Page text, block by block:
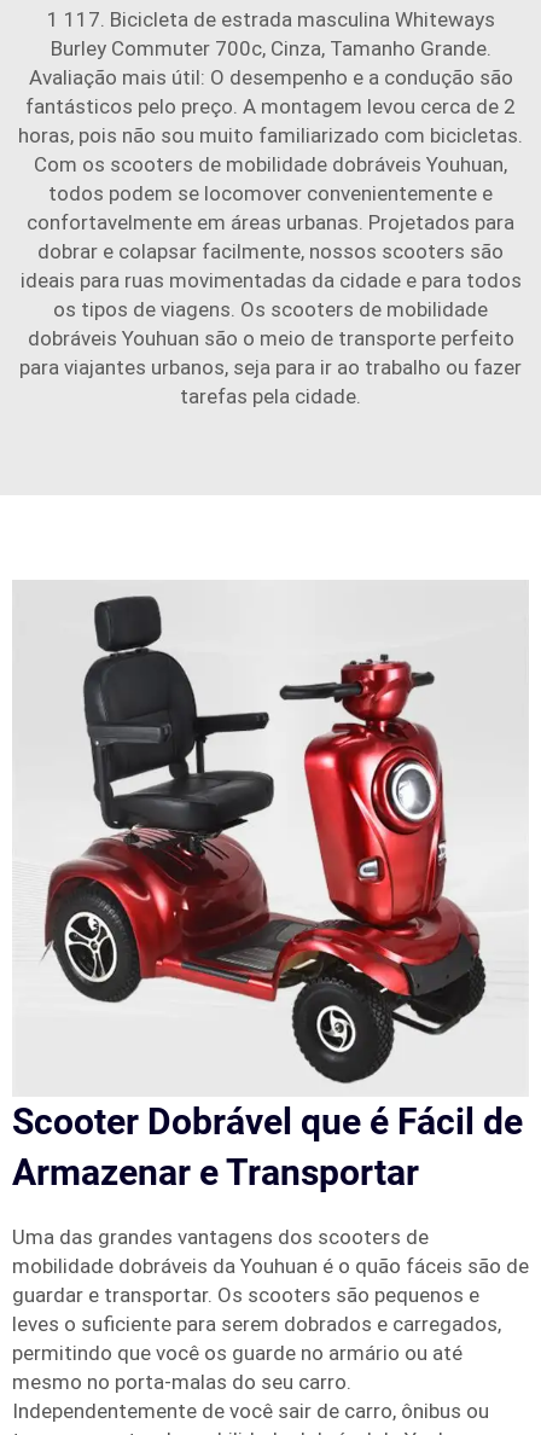
1 117. Bicicleta de estrada masculina Whiteways
Burley Commuter 700c, Cinza, Tamanho Grande.
Avaliação mais útil: O desempenho e a condução são
fantásticos pelo preço. A montagem levou cerca de 2
horas, pois não sou muito familiarizado com bicicletas.
Com os scooters de mobilidade dobráveis Youhuan,
todos podem se locomover convenientemente e
confortavelmente em áreas urbanas. Projetados para
dobrar e colapsar facilmente, nossos scooters são
ideais para ruas movimentadas da cidade e para todos
os tipos de viagens. Os scooters de mobilidade
dobráveis Youhuan são o meio de transporte perfeito
para viajantes urbanos, seja para ir ao trabalho ou fazer
tarefas pela cidade.
Scooter Dobrável que é Fácil de
Armazenar e Transportar
Uma das grandes vantagens dos scooters de
mobilidade dobráveis da Youhuan é o quão fáceis são de
guardar e transportar. Os scooters são pequenos e
leves o suficiente para serem dobrados e carregados,
permitindo que você os guarde no armário ou até
mesmo no porta-malas do seu carro.
Independentemente de você sair de carro, ônibus ou